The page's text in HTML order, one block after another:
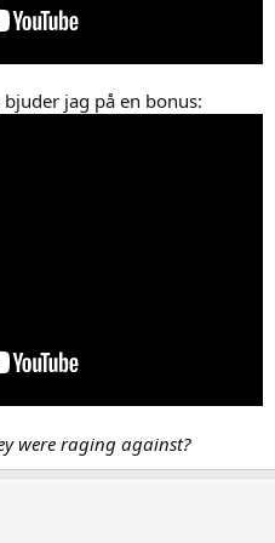
jag på en bonus:
were raging against?